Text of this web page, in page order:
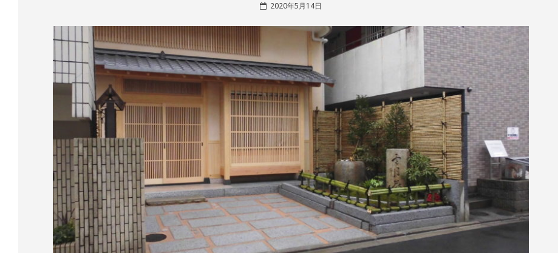
2020年5月14日
H
R
N
D
O
E
E
C
O
M
M
E
N
T
ON
F